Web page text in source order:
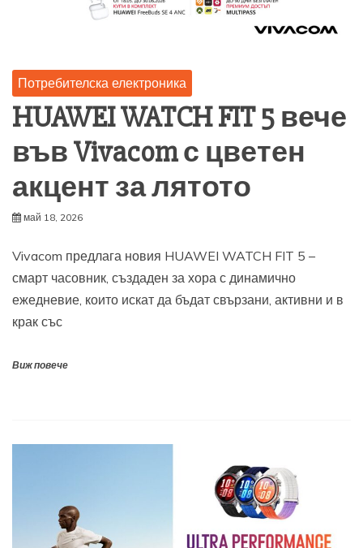
Потребителска електроника
HUAWEI WATCH FIT 5 вече
във Vivacom с цветен
акцент за лятото
май 18, 2026
Vivacom предлага новия HUAWEI WATCH FIT 5 –
смарт часовник, създаден за хора с динамично
ежедневие, които искат да бъдат свързани, активни и в
крак със
Виж повече